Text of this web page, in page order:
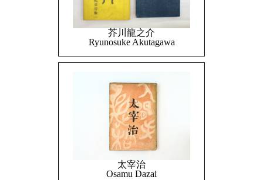
芥川龍之介
Ryunosuke Akutagawa
太宰治
Osamu Dazai